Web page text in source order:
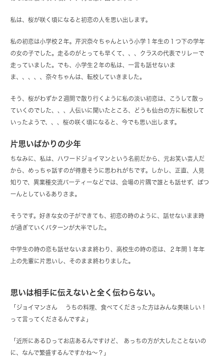
私は、桜が咲く頃になると初恋の人を思い出します。
私の初恋は小学校２年。芹沢奈々ちゃんという小学１年生の１つ下の学年
の女の子でした。走るのがとっても早くて、、、クラスの代表でリレーで
走っていました。でも、小学生２年の私は、一言も話せないま
ま、、、、、奈々ちゃんは、転校していきました。
そう、桜がわずか２週間で散り行くように私の淡い初恋は、こうして散っ
ていくのでした、、、人伝いに聞いたところ、どうも仙台の方に転校して
いったようで、、、桜の咲く頃になると、今でも思い出します。
片思いばかりの少年
ちなみに、私は、ハワードジョイマンという名前だから、元お笑い芸人だ
から、めっちゃ話すのが得意そうに思われがちです。しかし、正直、人見
知りで、異業種交流パーティーなどでは、会場の片隅で誰とも話せず、ぽつ
ーんとしているありさま。
そうです。好きな女の子ができても、初恋の時のように、話せないまま時
が過ぎていくパターンが大半でした。
中学生の時の恋も話せないまま終わり、高校生の時の恋は、２年間１年年
上の先輩に片思いし、そのまま終わりました。
思いは相手に伝えないと全く伝わらない。
「ジョイマンさん うちの料理、食べてくださった方はみんな美味しい！
って言ってくださるんですよ」
「近所にあるＤってお店あるんですけど、 あっちの方が大したことないの
に、なんで繁盛するんですかね～？」